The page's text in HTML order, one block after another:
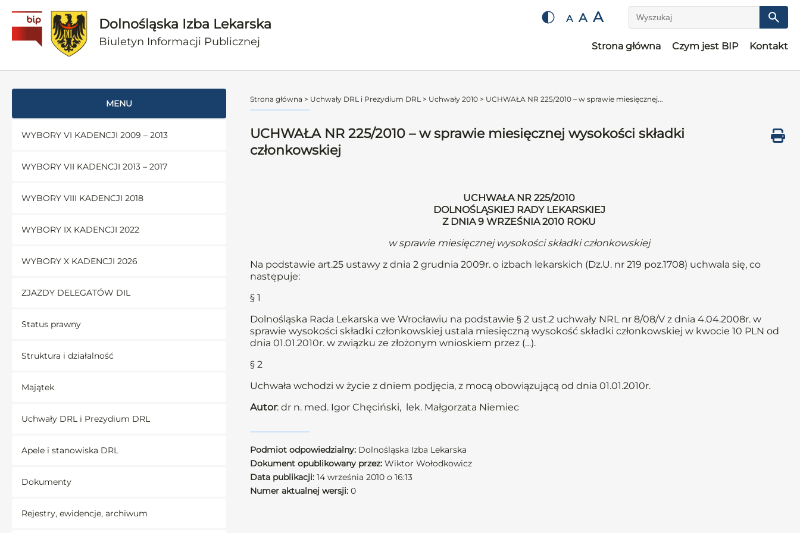
Dolnośląska Izba Lekarska
Biuletyn Informacji Publicznej
A A A Wyszukaj
Strona główna Czym jest BIP Kontakt
MENU
WYBORY VI KADENCJI 2009 – 2013
WYBORY VII KADENCJI 2013 – 2017
WYBORY VIII KADENCJI 2018
WYBORY IX KADENCJI 2022
WYBORY X KADENCJI 2026
ZJAZDY DELEGATÓW DIL
Status prawny
Struktura i działalność
Majątek
Uchwały DRL i Prezydium DRL
Apele i stanowiska DRL
Dokumenty
Rejestry, ewidencje, archiwum
Strona główna > Uchwały DRL i Prezydium DRL > Uchwały 2010 > UCHWAŁA NR 225/2010 – w sprawie miesięcznej...
UCHWAŁA NR 225/2010 – w sprawie miesięcznej wysokości składki
członkowskiej
UCHWAŁA NR 225/2010
DOLNOŚLĄSKIEJ RADY LEKARSKIEJ
Z DNIA 9 WRZEŚNIA 2010 ROKU
w sprawie miesięcznej wysokości składki członkowskiej
Na podstawie art.25 ustawy z dnia 2 grudnia 2009r. o izbach lekarskich (Dz.U. nr 219 poz.1708) uchwala się, co
następuje:
§ 1
Dolnośląska Rada Lekarska we Wrocławiu na podstawie § 2 ust.2 uchwały NRL nr 8/08/V z dnia 4.04.2008r. w
sprawie wysokości składki członkowskiej ustala miesięczną wysokość składki członkowskiej w kwocie 10 PLN od
dnia 01.01.2010r. w związku ze złożonym wnioskiem przez (…).
§ 2
Uchwała wchodzi w życie z dniem podjęcia, z mocą obowiązującą od dnia 01.01.2010r.
Autor: dr n. med. Igor Chęciński, lek. Małgorzata Niemiec
Podmiot odpowiedzialny: Dolnośląska Izba Lekarska
Dokument opublikowany przez: Wiktor Wołodkowicz
Data publikacji: 14 września 2010 o 16:13
Numer aktualnej wersji: 0